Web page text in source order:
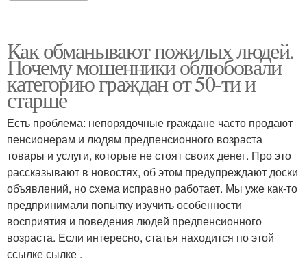
Как обманывают пожилых людей.
Почему мошенники облюбовали
категорию граждан от 50-ти и
старше
Есть проблема: непорядочные граждане часто продают
пенсионерам и людям предпенсионного возраста
товары и услуги, которые не стоят своих денег. Про это
рассказывают в новостях, об этом предупреждают доски
объявлений, но схема исправно работает. Мы уже как-то
предпринимали попытку изучить особенности
восприятия и поведения людей предпенсионного
возраста. Если интересно, статья находится по этой
ссылке сылке .